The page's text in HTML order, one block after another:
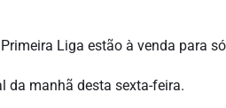
Liga estão à venda para
da manhã desta sexta-feira.